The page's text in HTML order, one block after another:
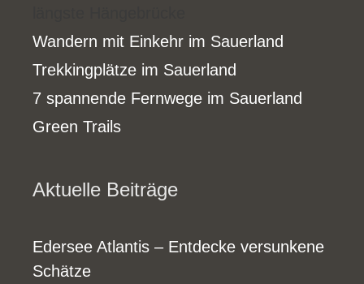
Wandern mit Einkehr im Sauerland
Trekkingplätze im Sauerland
7 spannende Fernwege im Sauerland
Green Trails
Aktuelle Beiträge
Edersee Atlantis – Entdecke versunkene
Schätze